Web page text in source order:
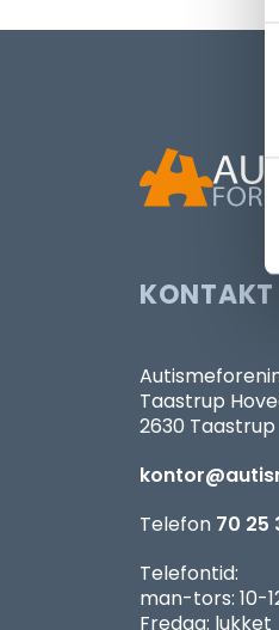
KONTAKT
Taastrup
2630 Taastrup
Telefon 70 25
Telefontid:
man-tors: 10-
Fredag: lukket